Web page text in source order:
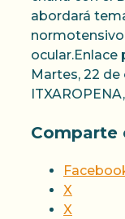
abordará
ocular.Enlace
Martes, 22
Comparte
X
X